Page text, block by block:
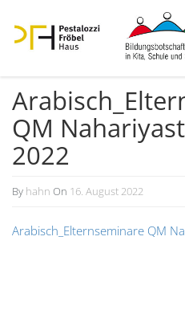
QM
2022
By hahn On 16. August 2022
Arabisch_Elternseminare QM